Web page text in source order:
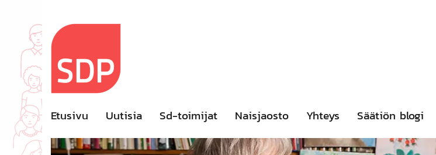
content
Etusivu Uutisia Sd-toimijat Naisjaosto Yhteys Säätiön blogi